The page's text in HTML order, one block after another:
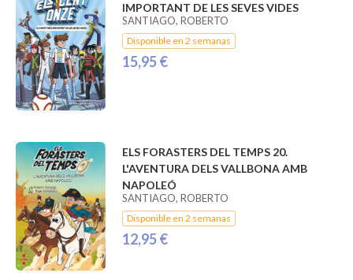
IMPORTANT DE LES SEVES VIDES
SANTIAGO, ROBERTO
Disponible en 2 semanas
15,95 €
ELS FORASTERS DEL TEMPS 20.
L'AVENTURA DELS VALLBONA AMB
NAPOLEÓ
SANTIAGO, ROBERTO
Disponible en 2 semanas
12,95 €